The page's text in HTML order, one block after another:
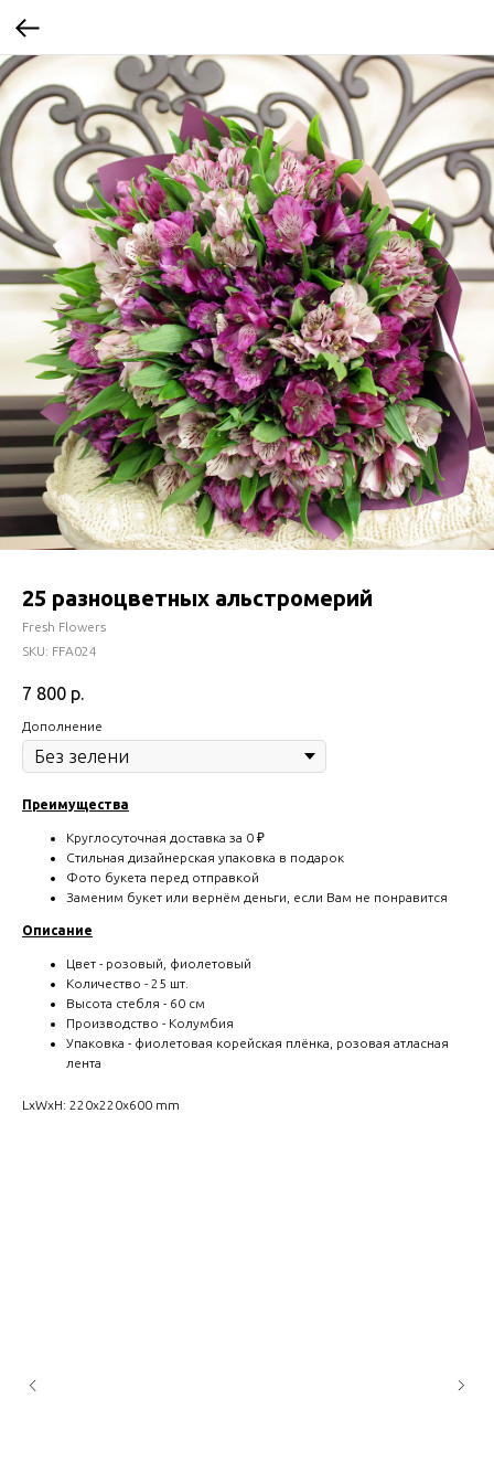
25 разноцветных альстромерий
Fresh Flowers
SKU: FFA024
7 800 р.
Дополнение
Преимущества
Круглосуточная доставка за 0 ₽
Стильная дизайнерская упаковка в подарок
Фото букета перед отправкой
Заменим букет или вернём деньги, если Вам не понравится
Описание
Цвет - розовый, фиолетовый
Количество - 25 шт.
Высота стебля - 60 см
Производство - Колумбия
Упаковка - фиолетовая корейская плёнка, розовая атласная
лента
LxWxH: 220x220x600 mm